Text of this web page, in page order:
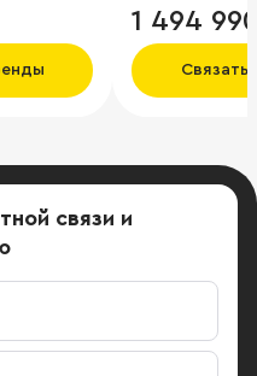
служба
целиком
помещения.
1 494
связи и